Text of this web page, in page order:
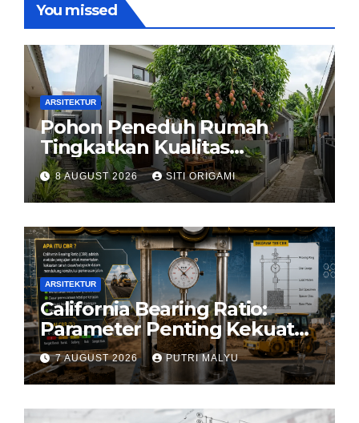
You missed
ARSITEKTUR
Pohon Peneduh Rumah
Tingkatkan Kualitas
Arsitektur Hunian
8 AUGUST 2026 SITI ORIGAMI
ARSITEKTUR
California Bearing Ratio:
Parameter Penting Kekuatan
Tanah Konstruksi
7 AUGUST 2026 PUTRI MALYU